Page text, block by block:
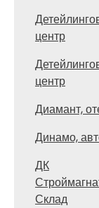
центр
центр
Диамант,
Динамо,
ДК
Склад